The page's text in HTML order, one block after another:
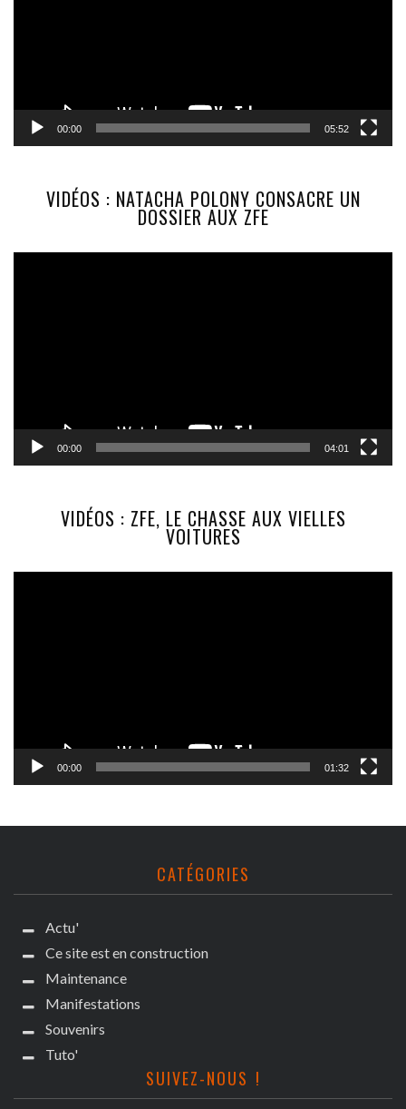
00:00 05:52
VIDÉOS : NATACHA POLONY CONSACRE UN
DOSSIER AUX ZFE
00:00 04:01
VIDÉOS : ZFE, LE CHASSE AUX VIELLES
VOITURES
00:00 01:32
CATÉGORIES
Actu'
Ce site est en construction
Maintenance
Manifestations
Souvenirs
Tuto'
SUIVEZ-NOUS !